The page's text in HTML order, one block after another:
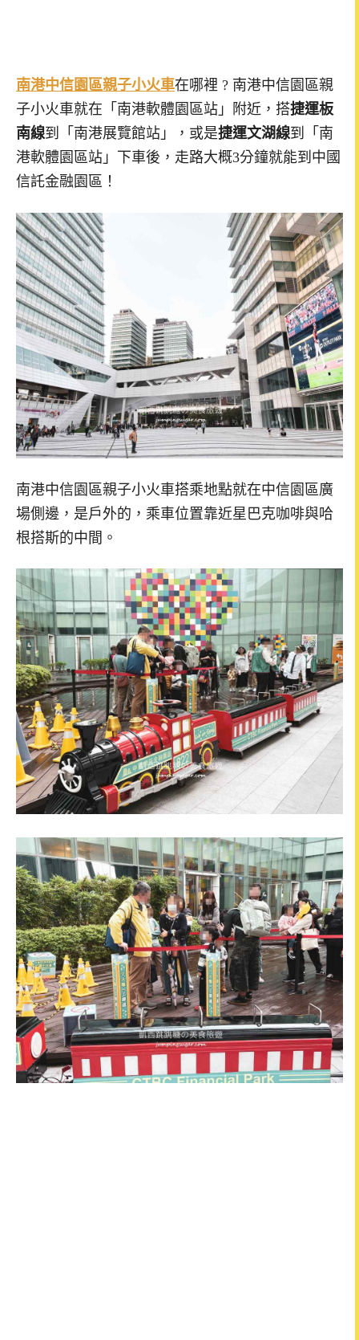
南港中信園區親子小火車在哪裡 ? 南港中信園區親
子小火車就在「南港軟體園區站」附近，搭捷運板
南線到「南港展覽館站」，或是捷運文湖線到「南
港軟體園區站」下車後，走路大概3分鐘就能到中國
信託金融園區！
南港中信園區親子小火車搭乘地點就在中信園區廣
場側邊，是戶外的，乘車位置靠近星巴克咖啡與哈
根搭斯的中間。